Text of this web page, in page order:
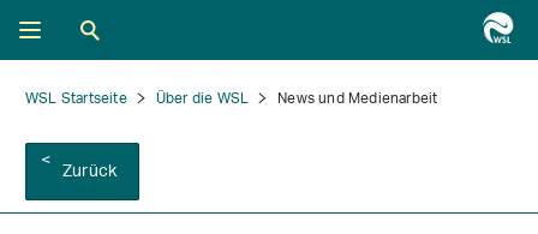
WSL Startseite Über die WSL News und Medienarbeit
Zurück